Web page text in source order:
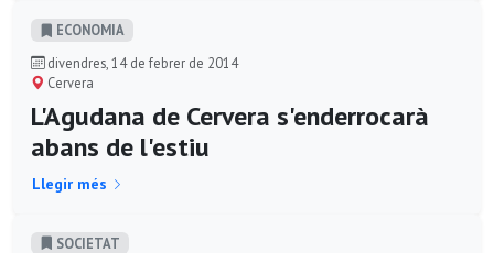
ECONOMIA
divendres, 14 de febrer de 2014
Cervera
L'Agudana de Cervera s'enderrocarà
abans de l'estiu
Llegir més
SOCIETAT